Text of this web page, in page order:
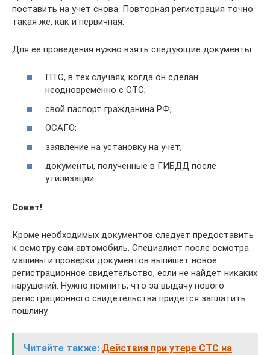
поставить на учет снова. Повторная регистрация точно
такая же, как и первичная.
Для ее проведения нужно взять следующие документы:
ПТС, в тех случаях, когда он сделан
неодновременно с СТС;
свой паспорт гражданина РФ;
ОСАГО;
заявление на установку на учет;
документы, полученные в ГИБДД после
утилизации.
Совет!
Кроме необходимых документов следует предоставить
к осмотру сам автомобиль. Специалист после осмотра
машины и проверки документов выпишет новое
регистрационное свидетельство, если не найдет никаких
нарушений. Нужно помнить, что за выдачу нового
регистрационного свидетельства придется заплатить
пошлину.
Читайте также: Действия при утере СТС на